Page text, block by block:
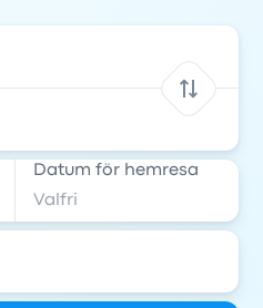
Datum för hemresa